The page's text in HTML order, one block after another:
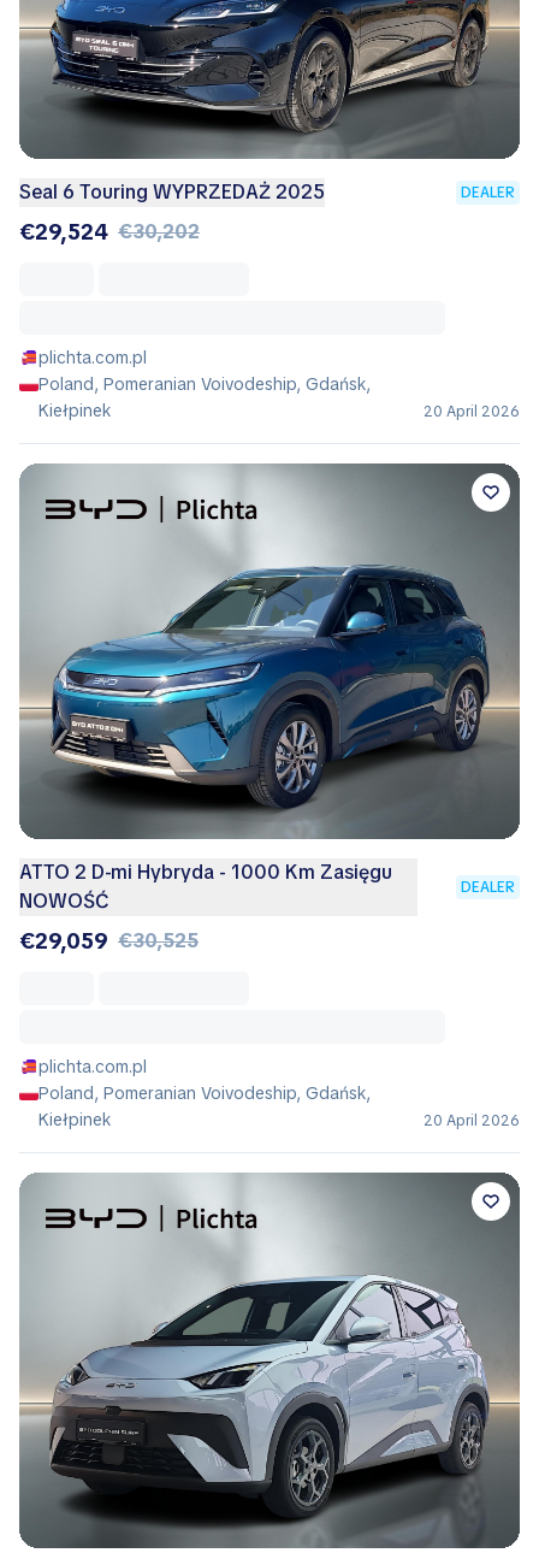
Seal 6 Touring WYPRZEDAŻ 2025 DEALER
€29,524 €30,202
plichta.com.pl
Poland, Pomeranian Voivodeship, Gdańsk,
Kiełpinek
20 April 2026
ATTO 2 D-mi Hybryda - 1000 Km Zasięgu
NOWOŚĆ
DEALER
€29,059 €30,525
plichta.com.pl
Poland, Pomeranian Voivodeship, Gdańsk,
Kiełpinek
20 April 2026